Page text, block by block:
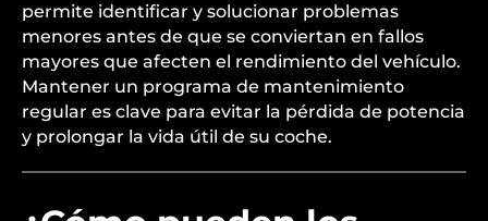
permite identificar y solucionar problemas
menores antes de que se conviertan en fallos
mayores que afecten el rendimiento del vehículo.
Mantener un programa de mantenimiento
regular es clave para evitar la pérdida de potencia
y prolongar la vida útil de su coche.